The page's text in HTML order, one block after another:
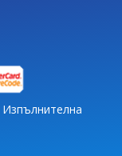
Изпълнителна